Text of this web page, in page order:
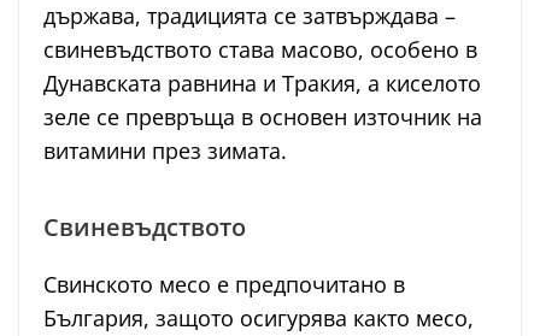
държава, традицията се затвърждава –
свиневъдството става масово, особено в
Дунавската равнина и Тракия, а киселото
зеле се превръща в основен източник на
витамини през зимата.
Свиневъдството
Свинското месо е предпочитано в
България, защото осигурява както месо,